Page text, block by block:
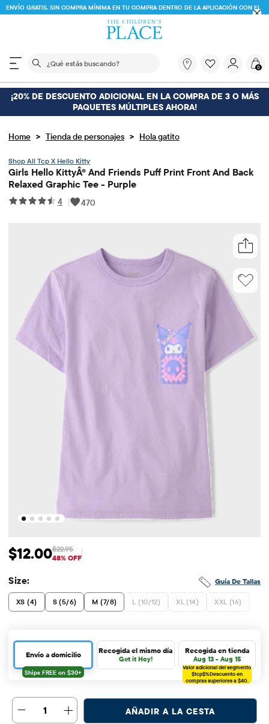
ENVÍO GRATIS. SIN COMPRA MÍNIMA EN TU COMPRA DENTRO DE LA APLICACIÓN CON EL
FREESHIPDESCARGAR AHORA
El siguiente campo de búsqueda filtra las
buscando?
0
¡20% DE DESCUENTO ADICIONAL EN LA COMPRA DE 3 O MÁS
PAQUETES MÚLTIPLES AHORA!
Home > Tienda de personajes > Hola gatito
Tcp X Hello Kitty
Girls Hello KittyÂ® And Friends Puff Print Front And Back
Relaxed Graphic Tee - Purple
4 | 470
Precio de venta: $12
$12.00 Precio original: $22.95
$22.95
48% OFF
Guía De Tallas
Size:
XS (4) S (5/6) M (7/8) L (10/12) XL (14) XXL (16)
Envío a domicilio Recogida el mismo día
Get it Hoy!
Recogida en tienda
Aug 13 - Aug 15
Valor adicional del segmento
$tcp$%Descuento en
compras superiores a $40.
1 AÑADIR A LA CESTA